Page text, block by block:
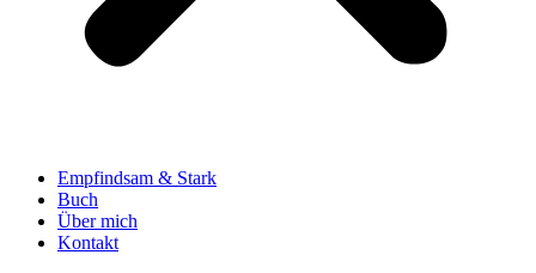
Empfindsam & Stark
Buch
Über mich
Kontakt